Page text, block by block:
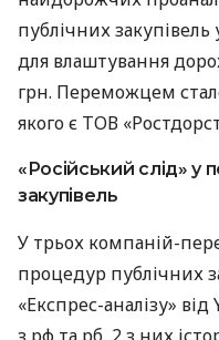
публічних закупівель
для влаштування
грн. Переможцем
якого є ТОВ
«Російський слід» у
закупівель
У трьох компаній-
процедур публічних
«Експрес-аналізу»
з рф та рб, 2 з них